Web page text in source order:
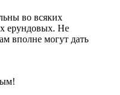
во всяких
ерундовых. Не
вполне могут дать